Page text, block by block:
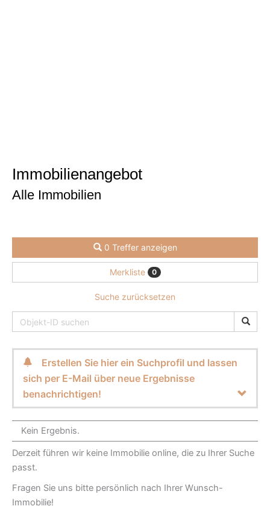
Immobilien­angebot
Alle Immobilien
0 Treffer anzeigen
Merkliste 0
Suche zurücksetzen
Erstellen Sie hier ein Suchprofil und lassen
sich per E-Mail über neue Ergebnisse
benachrichtigen!
Kein Ergebnis.
Derzeit führen wir keine Immobilie online, die zu Ihrer Suche
passt.
Fragen Sie uns bitte persönlich nach Ihrer Wunsch-
Immobilie!